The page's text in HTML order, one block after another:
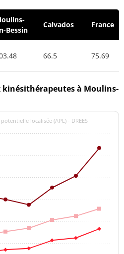
Bessin
Calvados France
66.5 75.69
kinésithérapeutes à Moulins-
localisée (APL) - DREES